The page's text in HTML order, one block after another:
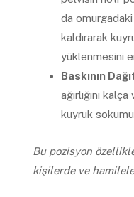
da omurgadaki
kaldırarak
yüklenmesini
Baskının
ağırlığını
kuyruk sokumu
Bu pozisyon
kişilerde ve